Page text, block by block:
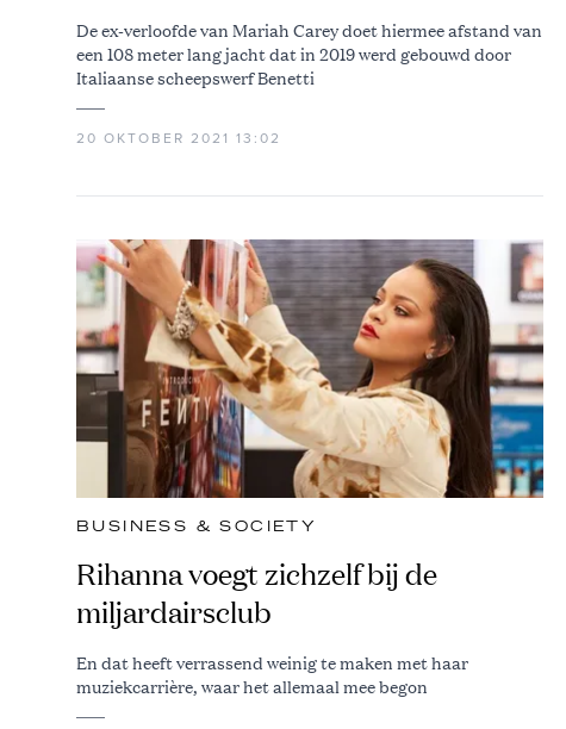
De ex-verloofde van Mariah Carey doet hiermee afstand van
een 108 meter lang jacht dat in 2019 werd gebouwd door
Italiaanse scheepswerf Benetti
20 OKTOBER 2021 13:02
BUSINESS & SOCIETY
Rihanna voegt zichzelf bij de
miljardairsclub
En dat heeft verrassend weinig te maken met haar
muziekcarrière, waar het allemaal mee begon